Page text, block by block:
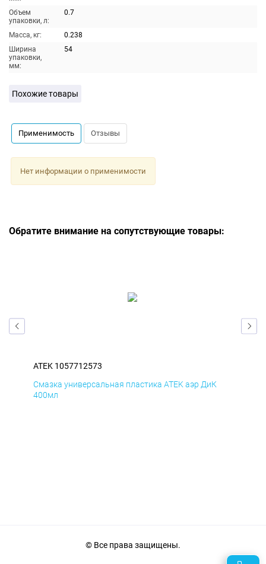
Объем
упаковки, л:
0.7
Масса, кг:
0.238
Ширина
упаковки,
мм:
54
Похожие товары
Применимость Отзывы
Нет информации о применимости
Обратите внимание на сопутствующие товары:
ATEK 1057712573
Смазка универсальная пластика ATEK аэр ДиК
400мл
© Все права защищены.